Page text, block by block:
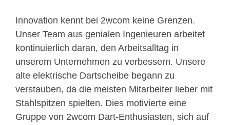
Innovation kennt bei 2wcom keine Grenzen.
Unser Team aus genialen Ingenieuren arbeitet
kontinuierlich daran, den Arbeitsalltag in
unserem Unternehmen zu verbessern. Unsere
alte elektrische Dartscheibe begann zu
verstauben, da die meisten Mitarbeiter lieber mit
Stahlspitzen spielten. Dies motivierte eine
Gruppe von 2wcom Dart-Enthusiasten, sich auf